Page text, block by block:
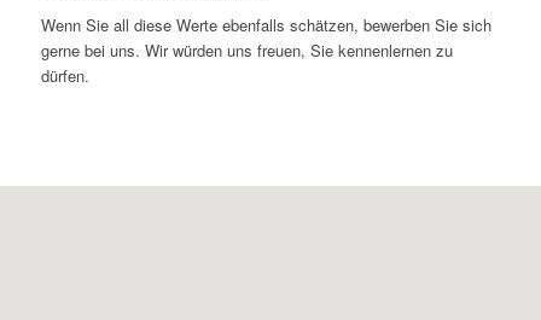
Wenn Sie all diese Werte ebenfalls schätzen, bewerben Sie sich
gerne bei uns. Wir würden uns freuen, Sie kennenlernen zu
dürfen.